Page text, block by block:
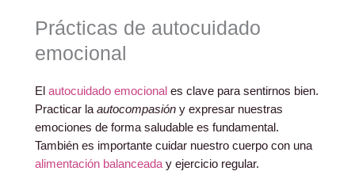
Prácticas de autocuidado
emocional
El autocuidado emocional es clave para sentirnos bien.
Practicar laautocompasión y expresar nuestras
emociones de forma saludable es fundamental.
También es importante cuidar nuestro cuerpo con una
alimentación balanceaday ejercicio regular.